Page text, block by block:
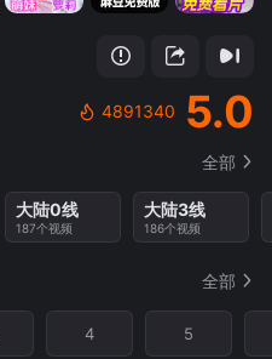
4891340 5.0
全部
大陆0线
187个视频
大陆3线
186个视频
全部
4 5